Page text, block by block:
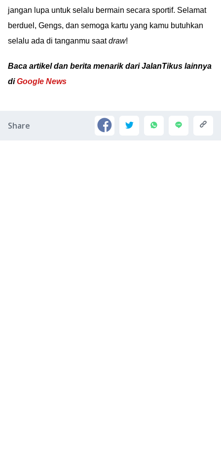
jangan lupa untuk selalu bermain secara sportif. Selamat
berduel, Gengs, dan semoga kartu yang kamu butuhkan
selalu ada di tanganmu saatdraw!
Baca artikel dan berita menarik dari JalanTikus lainnya
diGoogle News
Share